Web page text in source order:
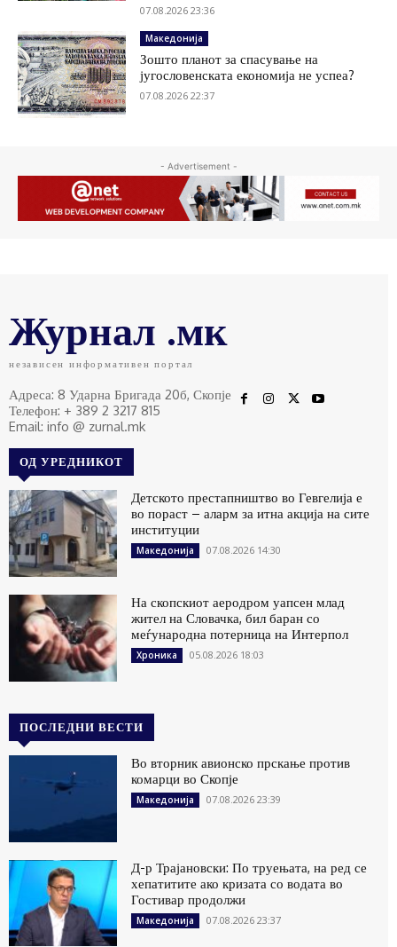
07.08.2026 23:36
Македонија
Зошто планот за спасување на
југословенската економија не успеа?
07.08.2026 22:37
- Advertisement -
Журнал .мк
независен информативен портал
Адреса: 8 Ударна Бригада 20б, Скопје
Телефон: + 389 2 3217 815
Email: info @ zurnal.mk
ОД УРЕДНИКОТ
Детското престапништво во Гевгелија е
во пораст – аларм за итна акција на сите
институции
Македонија 07.08.2026 14:30
На скопскиот аеродром уапсен млад
жител на Словачка, бил баран со
меѓународна потерница на Интерпол
Хроника 05.08.2026 18:03
ПОСЛЕДНИ ВЕСТИ
Во вторник авионско прскање против
комарци во Скопје
Македонија 07.08.2026 23:39
Д-р Трајановски: По труењата, на ред се
хепатитите ако кризата со водата во
Гостивар продолжи
Македонија 07.08.2026 23:37